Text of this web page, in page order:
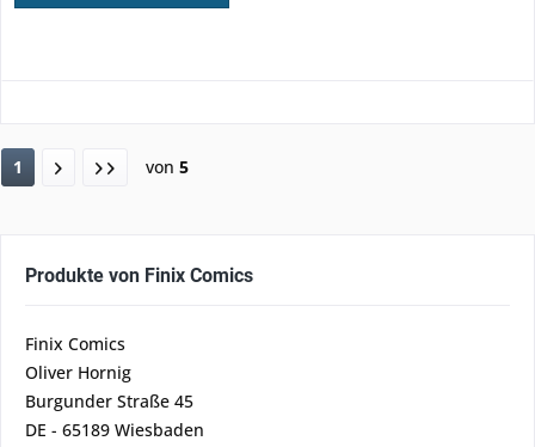
1 von 5
Produkte von Finix Comics
Finix Comics
Oliver Hornig
Burgunder Straße 45
DE - 65189 Wiesbaden